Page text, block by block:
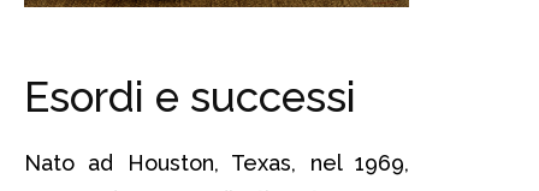
Esordi e successi
Nato ad Houston, Texas, nel 1969,